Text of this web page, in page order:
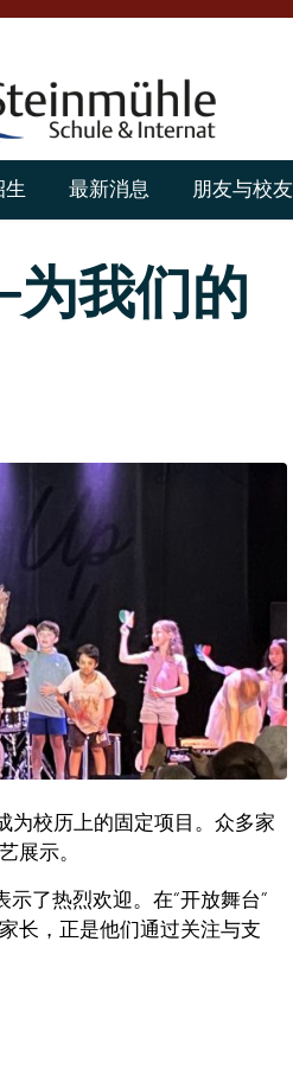
生 最新消息 朋友与校友
我们的
为校历上的固定项目。众多家
展示。
示了热烈欢迎。在“开放舞台”
长，正是他们通过关注与支